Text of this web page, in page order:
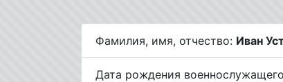
Фамилия, имя, отчество: Иван
Дата рождения